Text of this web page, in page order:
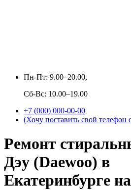
Пн-Пт: 9.00–20.00,
Сб-Вс: 10.00–19.00
+7 (000) 000-00-00
(Хочу поставить свой телефон
Ремонт
Дэу (Daewoo) в
Екатеринбурге